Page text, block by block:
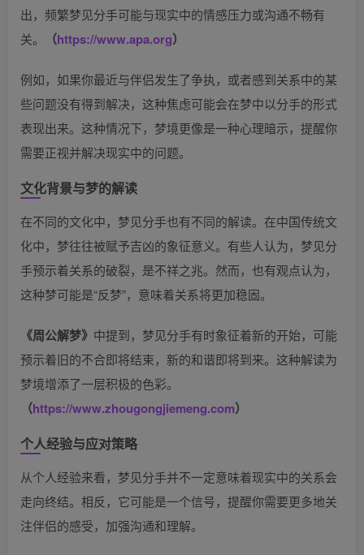
出，频繁梦见分手可能与现实中的情感压力或沟通不畅有
关。
（https://www.apa.org）
例如，如果你最近与伴侣发生了争执，或者感到关系中的某
些问题没有得到解决，这种焦虑可能会在梦中以分手的形式
表现出来。这种情况下，梦境更像是一种心理暗示，提醒你
需要正视并解决现实中的问题。
文化背景与梦的解读
在不同的文化中，梦见分手也有不同的解读。在中国传统文
化中，梦往往被赋予吉凶的象征意义。有些人认为，梦见分
手预示着关系的破裂，是不祥之兆。然而，也有观点认为，
这种梦可能是“反梦”，意味着关系将更加稳固。
《周公解梦》 中提到，梦见分手有时象征着新的开始，可能
预示着旧的不合即将结束，新的和谐即将到来。这种解读为
梦境增添了一层积极的色彩。
（https://www.zhougongjiemeng.com）
个人经验与应对策略
从个人经验来看，梦见分手并不一定意味着现实中的关系会
走向终结。相反，它可能是一个信号，提醒你需要更多地关
注伴侣的感受，加强沟通和理解。